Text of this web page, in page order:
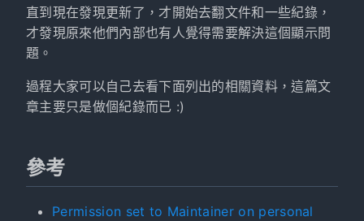
直到現在發現更新了，才開始去翻文件和一些紀錄，
才發現原來他們內部也有人覺得需要解決這個顯示問
題。
過程大家可以自己去看下面列出的相關資料，這篇文
章主要只是做個紀錄而已 :)
參考
Permission set to Maintainer on personal